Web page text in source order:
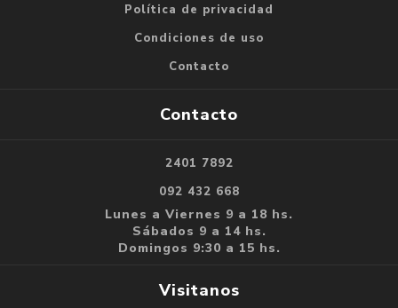
Política de privacidad
Condiciones de uso
Contacto
Contacto
2401 7892
092 432 668
Lunes a Viernes 9 a 18 hs.
Sábados 9 a 14 hs.
Domingos 9:30 a 15 hs.
Visitanos